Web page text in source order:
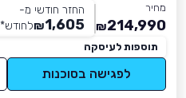
מחיר
214,990
₪
החזר חודשי מ-
1,605
₪לחודש*
תוספות לעיסקה
לפגישה בסוכנות